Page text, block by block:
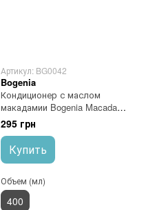
Артикул: BG0042
Bogenia
Кондиционер с маслом
макадамии Bogenia Macadamia
295 грн
Купить
Объем (мл)
400